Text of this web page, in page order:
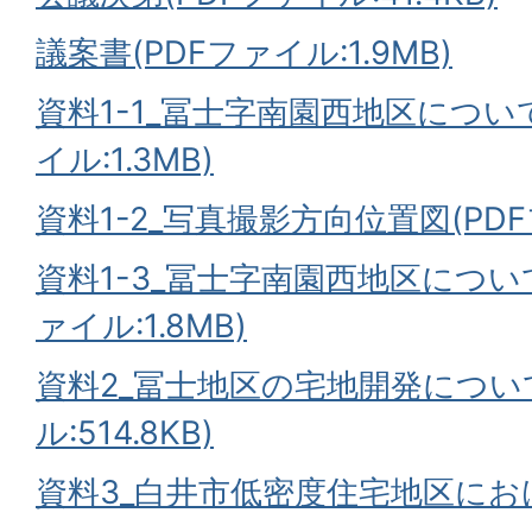
議案書(PDFファイル:1.9MB)
資料1-1_冨士字南園西地区につ
イル:1.3MB)
資料1-2_写真撮影方向位置図
資料1-3_冨士字南園西地区につ
ァイル:1.8MB)
資料2_冨士地区の宅地開発につ
ル:514.8KB)
資料3_白井市低密度住宅地区に